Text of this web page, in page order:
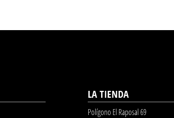
LA TIENDA
Polígono El Raposal 69